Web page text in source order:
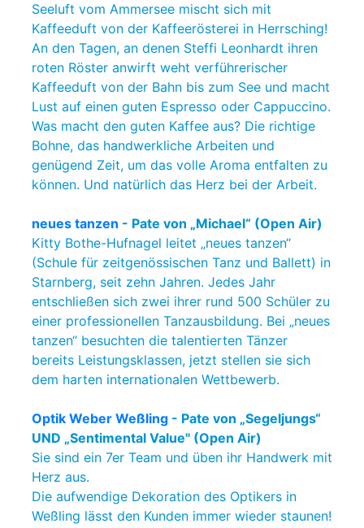
Seeluft vom Ammersee mischt sich mit
Kaffeeduft von der Kaffeerösterei in Herrsching!
An den Tagen, an denen Steffi Leonhardt ihren
roten Röster anwirft weht verführerischer
Kaffeeduft von der Bahn bis zum See und macht
Lust auf einen guten Espresso oder Cappuccino.
Was macht den guten Kaffee aus? Die richtige
Bohne, das handwerkliche Arbeiten und
genügend Zeit, um das volle Aroma entfalten zu
können. Und natürlich das Herz bei der Arbeit.
neues tanzen - Pate von „Michael“ (Open Air)
Kitty Bothe-Hufnagel leitet „neues tanzen“
(Schule für zeitgenössischen Tanz und Ballett) in
Starnberg, seit zehn Jahren. Jedes Jahr
entschließen sich zwei ihrer rund 500 Schüler zu
einer professionellen Tanzausbildung. Bei „neues
tanzen“ besuchten die talentierten Tänzer
bereits Leistungsklassen, jetzt stellen sie sich
dem harten internationalen Wettbewerb.
Optik Weber Weßling - Pate von „Segeljungs“
UND „Sentimental Value" (Open Air)
Sie sind ein 7er Team und üben ihr Handwerk mit
Herz aus.
Die aufwendige Dekoration des Optikers in
Weßling lässt den Kunden immer wieder staunen!